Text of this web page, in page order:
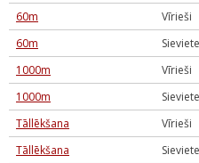
60m
Vīrieši
60m
1000m
Vīrieši
1000m
Tāllēkšana
Vīrieši
Tāllēkšana